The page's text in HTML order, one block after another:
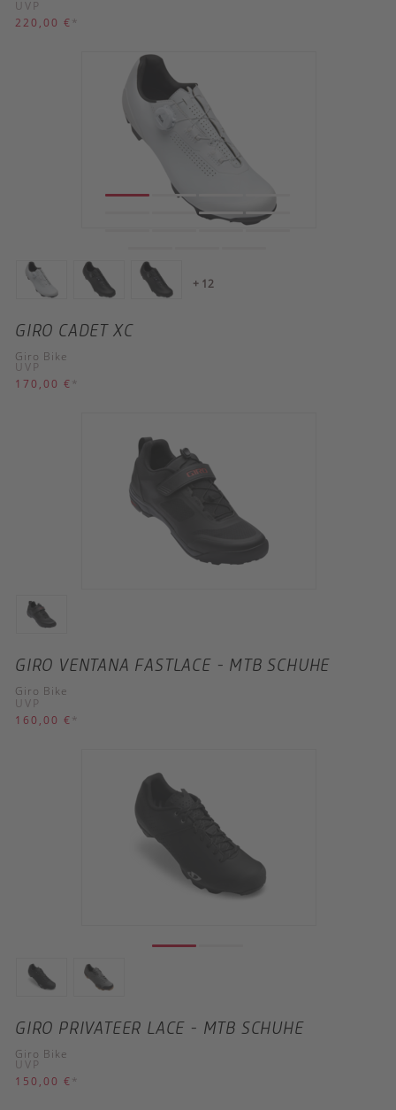
UVP
220,00 € *
+ 12
GIRO CADET XC
Giro Bike
UVP
170,00 € *
GIRO VENTANA FASTLACE - MTB SCHUHE
Giro Bike
UVP
160,00 € *
GIRO PRIVATEER LACE - MTB SCHUHE
Giro Bike
UVP
150,00 € *